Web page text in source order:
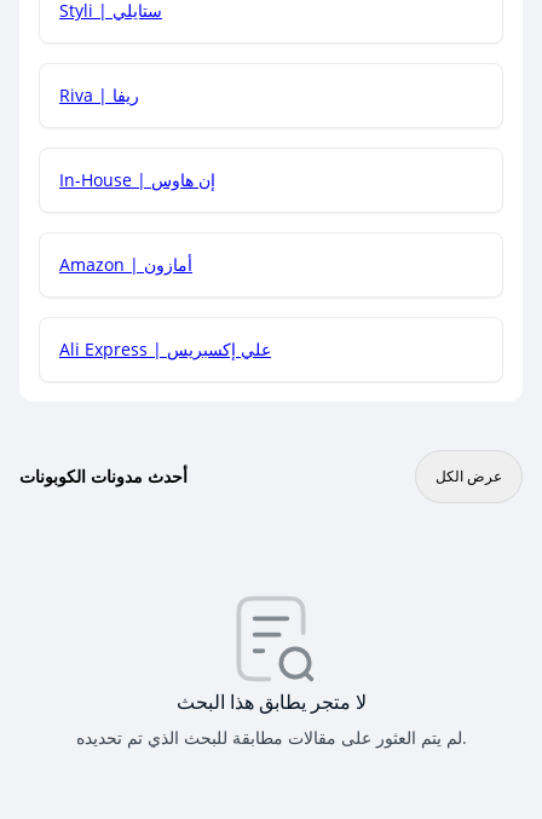
هل يمكنني جمع كود خصم مع العروض الأخرى؟
Styli | ستايلي
Riva | ريفا
In-House | إن هاوس
Amazon | أمازون
Ali Express | علي إكسبريس
أحدث مدونات الكوبونات عرض الكل
لا متجر يطابق هذا البحث
لم يتم العثور على مقالات مطابقة للبحث الذي تم تحديده.